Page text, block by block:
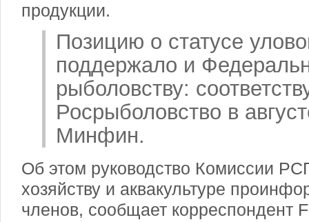
продукции.
Позицию о статусе
поддержало и
рыболовству:
Росрыболовство в
Минфин.
Об этом руководство Комиссии
хозяйству и аквакультуре
членов, сообщает корреспондент